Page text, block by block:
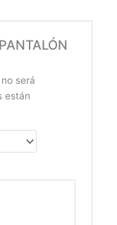
será
están